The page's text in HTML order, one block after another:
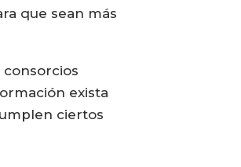
que sean más
consorcios
exista
ciertos